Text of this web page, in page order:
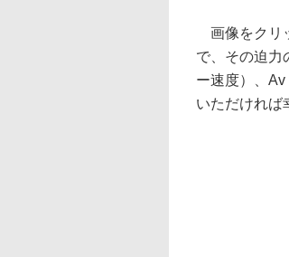
画像をクリ
で、その迫力
ー速度）、
いただければ